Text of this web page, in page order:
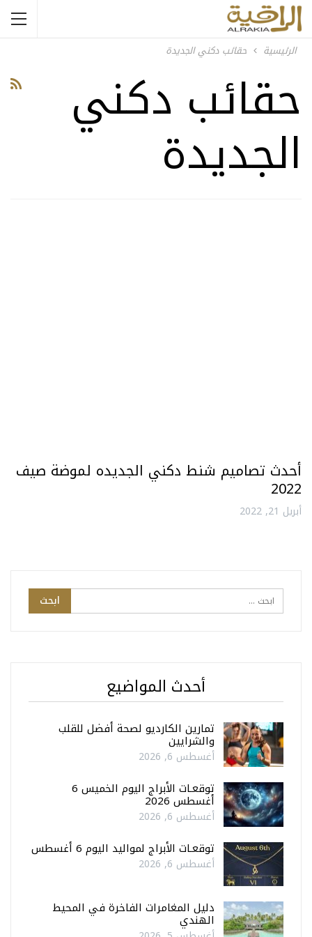
الرئيسية حقائب دكني الجديدة
حقائب دكني
الجديدة
أحدث تصاميم شنط دكني الجديده لموضة صيف
2022
أبريل 21, 2022
أحدث المواضيع
تمارين الكارديو لصحة أفضل للقلب
والشرايين
أغسطس 6, 2026
توقعـات الأبراج اليوم الخميس 6
أغسطس 2026
أغسطس 6, 2026
توقعـات الأبراج لمواليد اليوم 6 أغسطس
أغسطس 6, 2026
دليل المغامرات الفاخرة في المحيط
الهندي